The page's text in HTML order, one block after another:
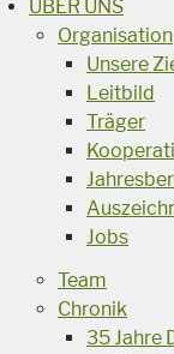
ÜBER UNS
Organisation
Unsere
Leitbild
Träger
Jobs
Team
Chronik
35 Jahre